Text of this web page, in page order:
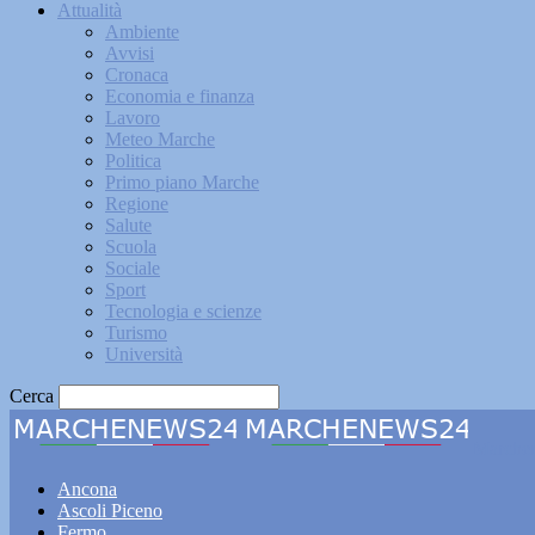
Attualità
Ambiente
Avvisi
Cronaca
Economia e finanza
Lavoro
Meteo Marche
Politica
Primo piano Marche
Regione
Salute
Scuola
Sociale
Sport
Tecnologia e scienze
Turismo
Università
Cerca
Ancona
Ascoli Piceno